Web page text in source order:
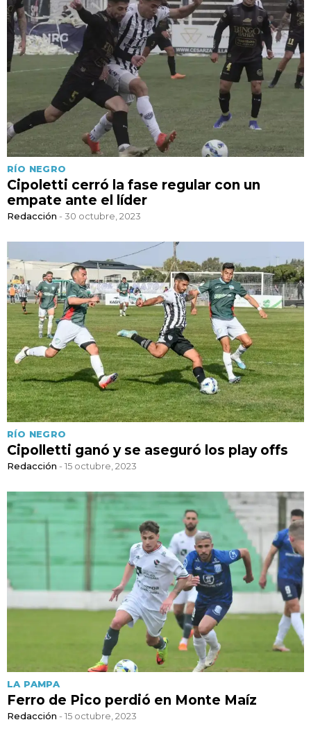
RÍO NEGRO
Cipoletti cerró la fase regular con un
empate ante el líder
Redacción - 30 octubre, 2023
RÍO NEGRO
Cipolletti ganó y se aseguró los play offs
Redacción - 15 octubre, 2023
LA PAMPA
Ferro de Pico perdió en Monte Maíz
Redacción - 15 octubre, 2023